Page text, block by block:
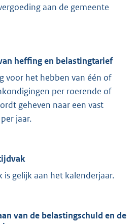
aan de gemeente
heffing en belastingtarief
voor het hebben van één of
per roerende of
geheven naar een vast
jaar.
is gelijk aan het kalenderjaar.
van de belastingschuld en de